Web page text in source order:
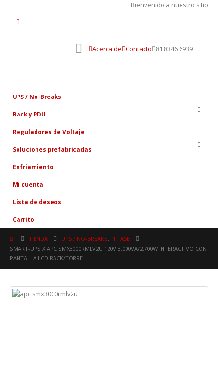
Bienvenido a nuestro sitio
Acerca de Contacto 81 8346 6939
UPS / No-Breaks
Rack y PDU
Reguladores de Voltaje
Soluciones prefabricadas
Enfriamiento
Mi cuenta
Lista de deseos
Carrito
TIENDA UPS / NO-BREAKS,
1 FASE
SMART-UPS X APC SMX3000RMLV2U 120V 3,000VA/2,700W INTERACTIVO CON
PANTALLA LCD RACK/TORRE